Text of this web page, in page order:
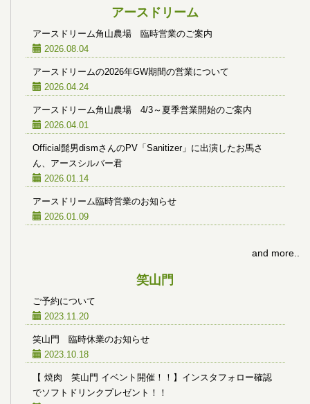
アースドリーム
アースドリーム角山農場 臨時営業のご案内
2026.08.04
アースドリームの2026年GW期間の営業について
2026.04.24
アースドリーム角山農場 4/3～夏季営業開始のご案内
2026.04.01
Official髭男dismさんのPV「Sanitizer」に出演したお馬さ
ん、アースシルバー君
2026.01.14
アースドリーム臨時営業のお知らせ
2026.01.09
and more..
笑山門
ご予約について
2023.11.20
笑山門 臨時休業のお知らせ
2023.10.18
【 焼肉 笑山門 イベント開催！！】インスタフォロー確認
でソフトドリンクプレゼント！！